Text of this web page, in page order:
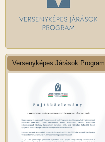
Versenyképes Járások Program